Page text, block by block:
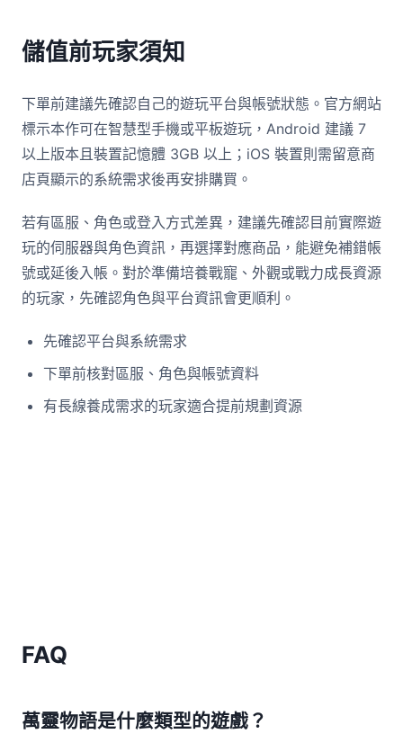
儲值前玩家須知
下單前建議先確認自己的遊玩平台與帳號狀態。官方網站
標示本作可在智慧型手機或平板遊玩，Android 建議 7
以上版本且裝置記憶體 3GB 以上；iOS 裝置則需留意商
店頁顯示的系統需求後再安排購買。
若有區服、角色或登入方式差異，建議先確認目前實際遊
玩的伺服器與角色資訊，再選擇對應商品，能避免補錯帳
號或延後入帳。對於準備培養戰寵、外觀或戰力成長資源
的玩家，先確認角色與平台資訊會更順利。
先確認平台與系統需求
下單前核對區服、角色與帳號資料
有長線養成需求的玩家適合提前規劃資源
FAQ
萬靈物語是什麼類型的遊戲？